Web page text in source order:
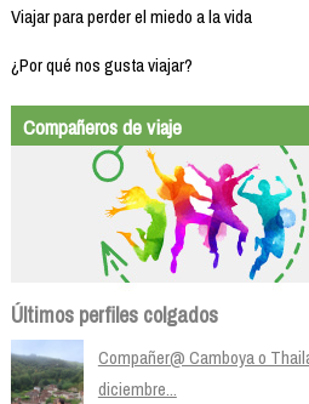
Viajar para perder el miedo a la vida
¿Por qué nos gusta viajar?
Compañeros de viaje
Últimos perfiles colgados
Compañer@ Camboya o
diciembre...